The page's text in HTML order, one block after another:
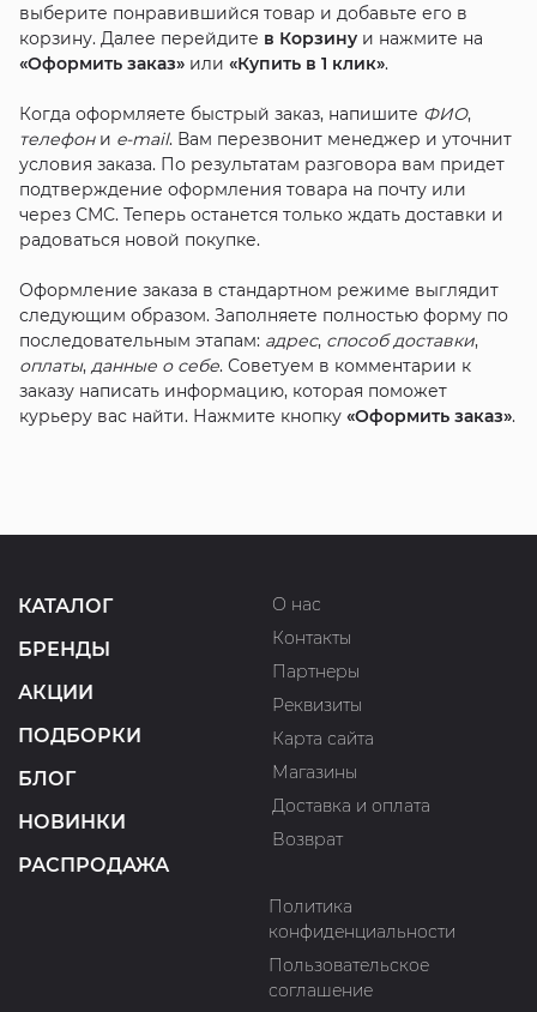
выберите понравившийся товар и добавьте его в
корзину. Далее перейдите в Корзинуи нажмите на
«Оформить заказ»или «Купить в 1 клик».
Когда оформляете быстрый заказ, напишите ФИО,
телефони e-mail. Вам перезвонит менеджер и уточнит
условия заказа. По результатам разговора вам придет
подтверждение оформления товара на почту или
через СМС. Теперь останется только ждать доставки и
радоваться новой покупке.
Оформление заказа в стандартном режиме выглядит
следующим образом. Заполняете полностью форму по
последовательным этапам: адрес, способ доставки,
оплаты, данные о себе. Советуем в комментарии к
заказу написать информацию, которая поможет
курьеру вас найти. Нажмите кнопку «Оформить заказ».
КАТАЛОГ
БРЕНДЫ
АКЦИИ
ПОДБОРКИ
БЛОГ
НОВИНКИ
РАСПРОДАЖА
О нас
Контакты
Партнеры
Реквизиты
Карта сайта
Магазины
Доставка и оплата
Возврат
Политика
конфиденциальности
Пользовательское
соглашение